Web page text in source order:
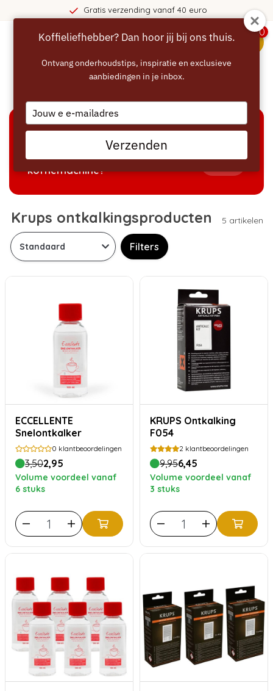
Gratis verzending vanaf 40 euro
0
Welke producten passen bij mijn
koffiemachine?
Krups ontkalkingsproducten 5 artikelen
Filters
ECCELLENTE
Snelontkalker
0 klantbeoordelingen
3,502,95
Volume voordeel vanaf
6 stuks
KRUPS Ontkalking
F054
2 klantbeoordelingen
9,956,45
Volume voordeel vanaf
3 stuks
Koffieliefhebber? Dan hoor jij bij ons thuis.
Ontvang onderhoudstips, inspiratie en exclusieve
aanbiedingen in je inbox.
Type
your
email
Verzenden